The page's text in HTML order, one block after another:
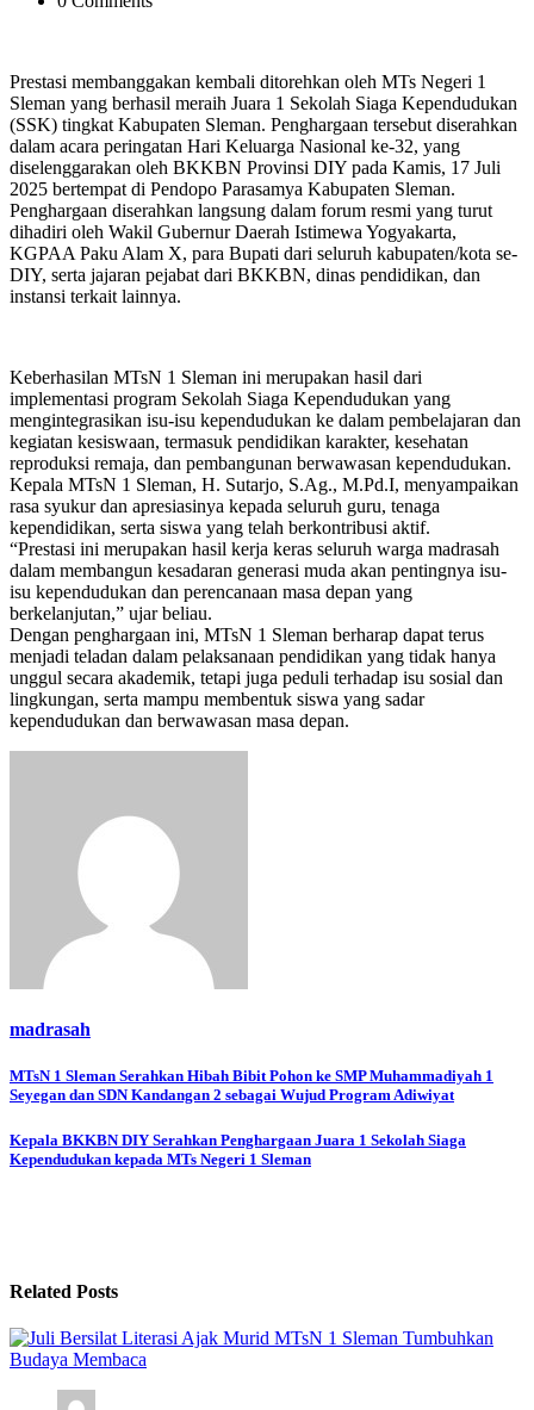
Prestasi membanggakan kembali ditorehkan oleh MTs Negeri 1
Sleman yang berhasil meraih Juara 1 Sekolah Siaga Kependudukan
(SSK) tingkat Kabupaten Sleman. Penghargaan tersebut diserahkan
dalam acara peringatan Hari Keluarga Nasional ke-32, yang
diselenggarakan oleh BKKBN Provinsi DIY pada Kamis, 17 Juli
2025 bertempat di Pendopo Parasamya Kabupaten Sleman.
Penghargaan diserahkan langsung dalam forum resmi yang turut
dihadiri oleh Wakil Gubernur Daerah Istimewa Yogyakarta,
KGPAA Paku Alam X, para Bupati dari seluruh kabupaten/kota se-
DIY, serta jajaran pejabat dari BKKBN, dinas pendidikan, dan
instansi terkait lainnya.
Keberhasilan MTsN 1 Sleman ini merupakan hasil dari
implementasi program Sekolah Siaga Kependudukan yang
mengintegrasikan isu-isu kependudukan ke dalam pembelajaran dan
kegiatan kesiswaan, termasuk pendidikan karakter, kesehatan
reproduksi remaja, dan pembangunan berwawasan kependudukan.
Kepala MTsN 1 Sleman, H. Sutarjo, S.Ag., M.Pd.I, menyampaikan
rasa syukur dan apresiasinya kepada seluruh guru, tenaga
kependidikan, serta siswa yang telah berkontribusi aktif.
“Prestasi ini merupakan hasil kerja keras seluruh warga madrasah
dalam membangun kesadaran generasi muda akan pentingnya isu-
isu kependudukan dan perencanaan masa depan yang
berkelanjutan,” ujar beliau.
Dengan penghargaan ini, MTsN 1 Sleman berharap dapat terus
menjadi teladan dalam pelaksanaan pendidikan yang tidak hanya
unggul secara akademik, tetapi juga peduli terhadap isu sosial dan
lingkungan, serta mampu membentuk siswa yang sadar
kependudukan dan berwawasan masa depan.
madrasah
Navigasi
pos
MTsN 1 Sleman Serahkan Hibah Bibit Pohon ke SMP Muhammadiyah 1
Seyegan dan SDN Kandangan 2 sebagai Wujud Program Adiwiyat
Kepala BKKBN DIY Serahkan Penghargaan Juara 1 Sekolah Siaga
Kependudukan kepada MTs Negeri 1 Sleman
Related Posts